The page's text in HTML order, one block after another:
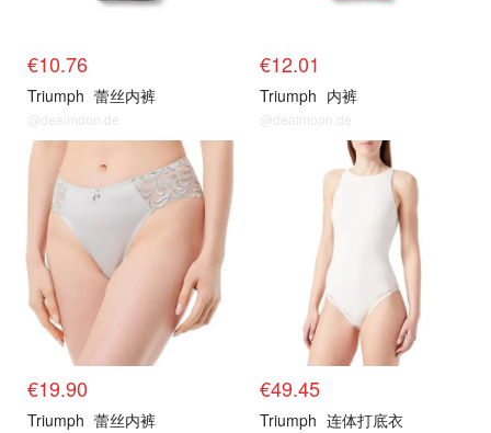
€10.76
Triumph 蕾丝内裤
@dealmoon.de
€12.01
Triumph 内裤
@dealmoon.de
€19.90
Triumph 蕾丝内裤
€49.45
Triumph 连体打底衣